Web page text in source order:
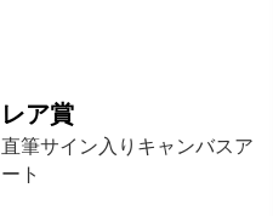
レア賞
直筆サイン入りキャンバスア
ート